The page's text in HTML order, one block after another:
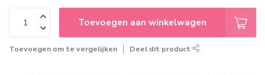
Toevoegen aan winkelwagen
Toevoegen om te vergelijken Deel dit product